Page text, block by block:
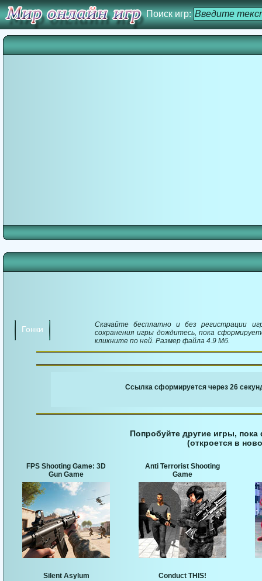
Поиск игр:
Гонки
Скачайте бесплатно и без регистрации
сохранения игры дождитесь, пока
кликните по ней. Размер файла 4.9 Мб.
Ссылка сформируется через 25
Попробуйте другие игры,
(откроется в
FPS Shooting Game: 3D
Gun Game
Anti Terrorist Shooting
Game
Silent Asylum Conduct THIS!